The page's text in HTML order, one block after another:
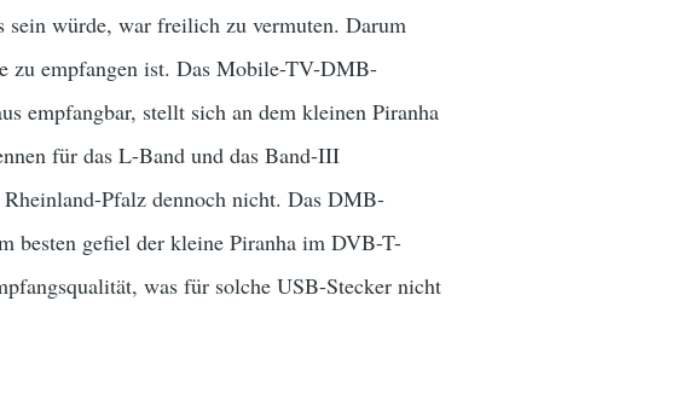
sein würde, war freilich zu vermuten. Darum
zu empfangen ist. Das Mobile-TV-DMB-
empfangbar, stellt sich an dem kleinen Piranha
für das L-Band und das Band-III
Pfalz dennoch nicht. Das DMB-
besten gefiel der kleine Piranha im DVB-T-
was für solche USB-Stecker nicht